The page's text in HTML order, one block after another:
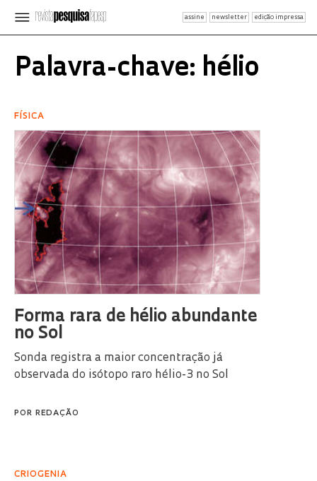
assine newsletter edição impressa
Palavra-chave: hélio
FÍSICA
Forma rara de hélio abundante
no Sol
Sonda registra a maior concentração já
observada do isótopo raro hélio-3 no Sol
POR REDAÇÃO
CRIOGENIA